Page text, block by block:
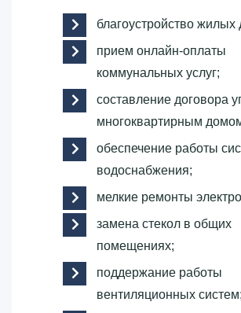
благоустройство жилых
прием онлайн-оплаты
коммунальных услуг;
составление договора
многоквартирным
обеспечение работы
водоснабжения;
мелкие ремонты
замена стекол в общих
помещениях;
поддержание работы
вентиляционных систем;